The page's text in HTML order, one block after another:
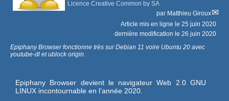
Licence Creative Common by SA
par Matthieu Giroux
Article mis en ligne le 25 juin 2020
dernière modification le 26 juin 2020
Epiphany Browser fonctionne très sur Debian 11 voire Ubuntu 20 avec
youtube-dl et ublock origin.
Epiphany Browser devient le navigateur Web 2.0 GNU
LINUX incontournable en l’année 2020.